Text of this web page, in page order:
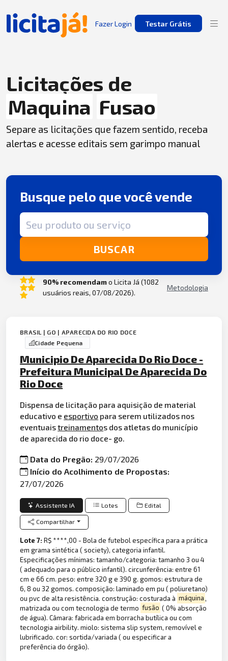
Fazer Login Testar Grátis
Licitações de
Maquina Fusao
Separe as licitações que fazem sentido, receba
alertas e acesse editais sem garimpo manual
Busque pelo que você vende
Termo de busca
BUSCAR
90% recomendamo Licita Já (1082
usuários reais, 07/08/2026).
Metodologia
BRASIL | GO | APARECIDA DO RIO DOCE
Cidade Pequena
Municipio De Aparecida Do Rio Doce -
Prefeitura Municipal De Aparecida Do
Rio Doce
Dispensa de licitação para aquisição de material
educativo e esportivo para serem utilizados nos
eventuaistreinamentos dos atletas do município
de aparecida do rio doce- go.
Data do Pregão: 29/07/2026
Início do Acolhimento de Propostas:
27/07/2026
Assistente IA Lotes Edital
Compartilhar
Lote 7:R$ ****,00 - Bola de futebol específica para a prática
em grama sintética ( society), categoria infantil.
Especificações mínimas: tamanho/categoria: tamanho 3 ou 4
( adequado para o público infantil). circunferência: entre 61
cm e 66 cm. peso: entre 320 g e 390 g. gomos: estrutura de
6, 8 ou 32 gomos. composição: laminado em pu ( poliuretano)
ou pvc de alta resistência. construção: costurada à máquina,
matrizada ou com tecnologia de termo fusão ( 0% absorção
de água). Câmara: fabricada em borracha butílica ou com
tecnologia airbility. miolo: sistema slip system, removível e
lubrificado. cor: sortida/variada ( ou especificar a
preferência do órgão).